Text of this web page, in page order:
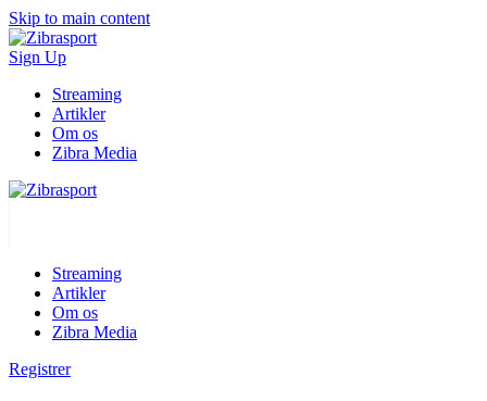
Skip to main content
Sign Up
Streaming
Artikler
Om os
Zibra Media
Streaming
Artikler
Om os
Zibra Media
Registrer